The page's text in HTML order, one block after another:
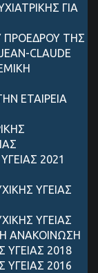
ΓΙΑ
ΤΗΣ
CLAUDE
ΕΤΑΙΡΕΙΑ
2021
ΥΓΕΙΑΣ
ΥΓΕΙΑΣ
ΑΝΑΚΟΙΝΩΣΗ
2018
2016